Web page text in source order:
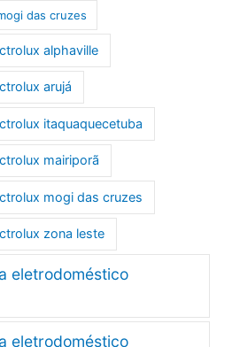
das cruzes
alphaville
arujá
itaquaquecetuba
mairiporã
mogi das cruzes
zona leste
eletrodoméstico
eletrodoméstico